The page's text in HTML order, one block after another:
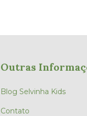
Outras
Blog Selvinha Kids
Contato